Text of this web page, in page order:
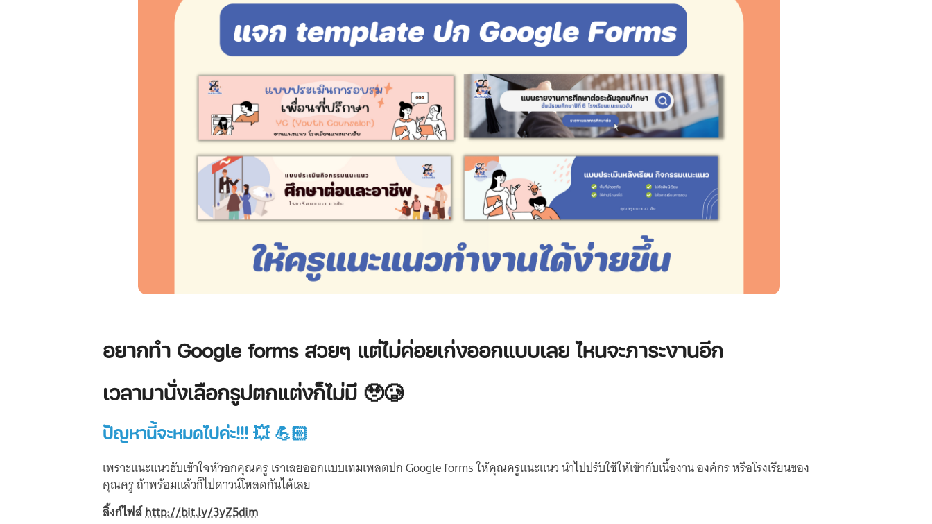
อยากทำ Google forms สวยๆ แต่ไม่ค่อยเก่งออกแบบเลย ไหนจะภาระงานอีก
เวลามานั่งเลือกรูปตกแต่งก็ไม่มี 🥹🥲
ปัญหานี้จะหมดไปค่ะ!!! 💥 💪🏻
เพราะแนะแนวฮับเข้าใจหัวอกคุณครู เราเลยออกแบบเทมเพลตปก Google forms ให้คุณครูแนะแนว นำไปปรับใช้ให้เข้ากับเนื้องาน องค์กร หรือโรงเรียนของ
คุณครู ถ้าพร้อมแล้วก็ไปดาวน์โหลดกันได้เลย
ลิ้งก์ไฟล์http://bit.ly/3yZ5dim